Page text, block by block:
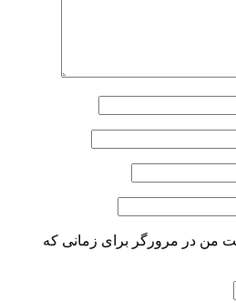
من در مرورگر برای زمانی که